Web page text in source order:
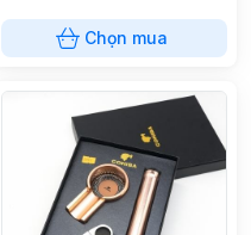
Chọn mua